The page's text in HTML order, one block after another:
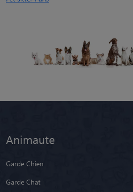
Animaute
Garde Chien
Garde Chat